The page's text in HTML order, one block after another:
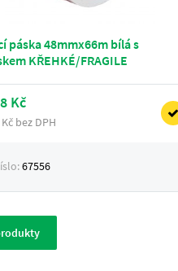
páska 48mmx66m bílá s
KŘEHKÉ/FRAGILE
Kč
bez DPH
67556